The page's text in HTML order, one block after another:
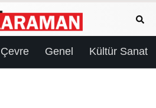
Çevre Genel Kültür Sanat